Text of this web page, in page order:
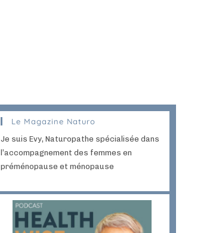
Le Magazine Naturo
Je suis Evy, Naturopathe spécialisée dans
l’accompagnement des femmes en
préménopause et ménopause